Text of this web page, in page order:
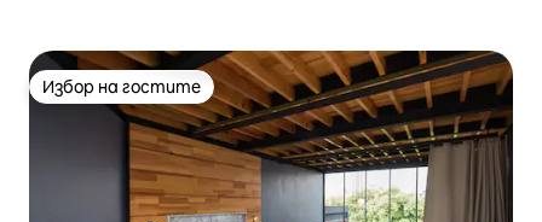
Избор на гостите
Избор на гостите